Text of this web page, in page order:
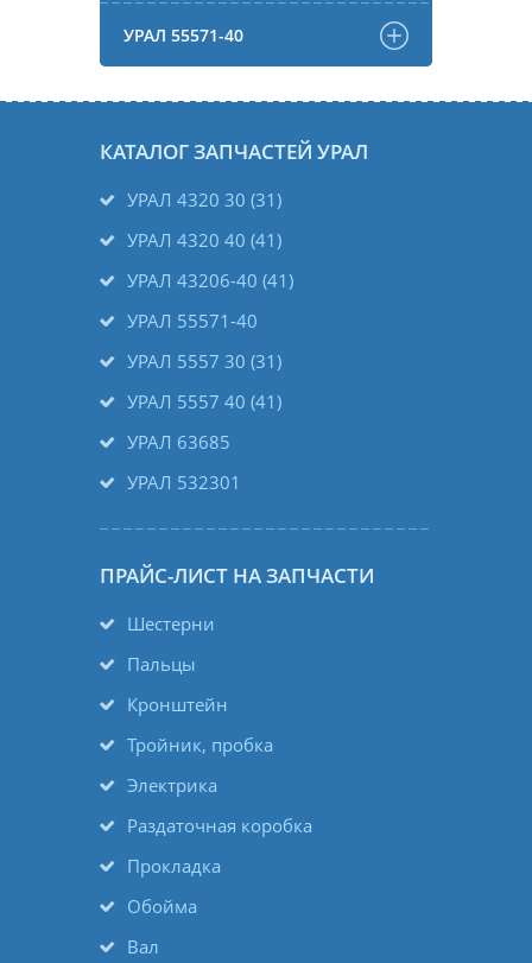
УРАЛ 55571-40
КАТАЛОГ ЗАПЧАСТЕЙ УРАЛ
УРАЛ 4320 30 (31)
УРАЛ 4320 40 (41)
УРАЛ 43206-40 (41)
УРАЛ 55571-40
УРАЛ 5557 30 (31)
УРАЛ 5557 40 (41)
УРАЛ 63685
УРАЛ 532301
ПРАЙС-ЛИСТ НА ЗАПЧАСТИ
Шестерни
Пальцы
Кронштейн
Тройник, пробка
Электрика
Раздаточная коробка
Прокладка
Обойма
Вал